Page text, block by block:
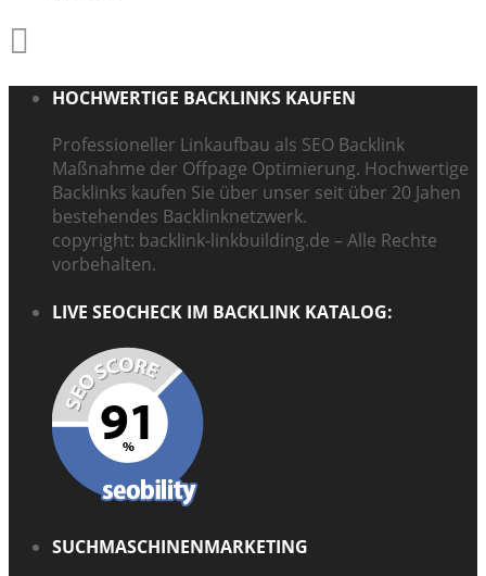
HOCHWERTIGE BACKLINKS KAUFEN
Professioneller Linkaufbau als SEO Backlink
Maßnahme der Offpage Optimierung. Hochwertige
Backlinks kaufen Sie über unser seit über 20 Jahen
bestehendes Backlinknetzwerk.
copyright: backlink-linkbuilding.de – Alle Rechte
vorbehalten.
LIVE SEOCHECK IM BACKLINK KATALOG:
SUCHMASCHINENMARKETING